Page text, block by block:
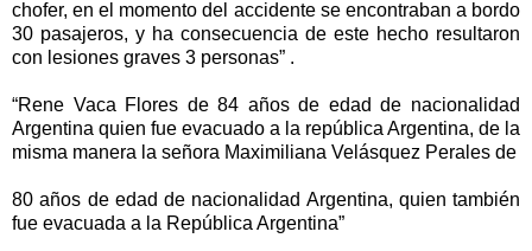
chofer, en el momento del accidente se encontraban a bordo
30 pasajeros, y ha consecuencia de este hecho resultaron
con lesiones graves 3 personas” .
“Rene Vaca Flores de 84 años de edad de nacionalidad
Argentina quien fue evacuado a la república Argentina, de la
misma manera la señora Maximiliana Velásquez Perales de
80 años de edad de nacionalidad Argentina, quien también
fue evacuada a la República Argentina”